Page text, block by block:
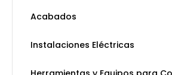
Acabados
Instalaciones Eléctricas